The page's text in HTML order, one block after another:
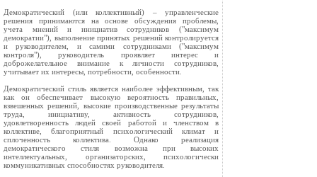
Демократический (или коллективный) – управленческие
решения принимаются на основе обсуждения проблемы,
учета мнений и инициатив сотрудников ("максимум
демократии"), выполнение принятых решений контролируется
и руководителем, и самими сотрудниками ("максимум
контроля"), руководитель проявляет интерес и
доброжелательное внимание к личности сотрудников,
учитывает их интересы, потребности, особенности.
Демократический стиль является наиболее эффективным, так
как он обеспечивает высокую вероятность правильных,
взвешенных решений, высокие производственные результаты
труда, инициативу, активность сотрудников,
удовлетворенность людей своей работой и членством в
коллективе, благоприятный психологический климат и
сплоченность коллектива. Однако реализация
демократического стиля возможна при высоких
интеллектуальных, организаторских, психологически
коммуникативных способностях руководителя.